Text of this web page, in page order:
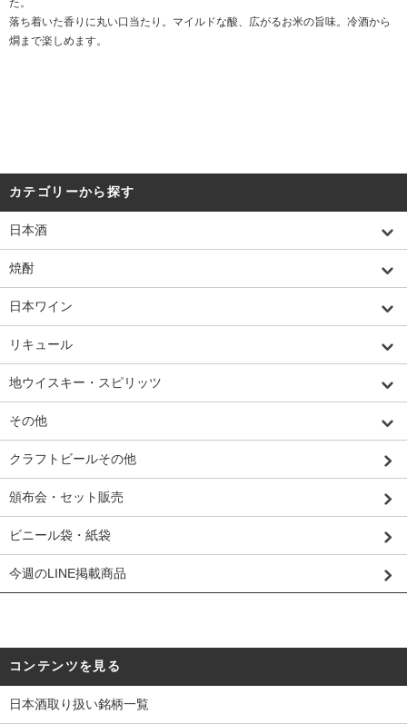
落ち着いた香りに丸い口当たり。マイルドな酸、広がるお米の旨味。冷酒から
燗まで楽しめます。
カテゴリーから探す
日本酒
焼酎
日本ワイン
リキュール
地ウイスキー・スピリッツ
その他
クラフトビールその他
頒布会・セット販売
ビニール袋・紙袋
今週のLINE掲載商品
コンテンツを見る
日本酒取り扱い銘柄一覧